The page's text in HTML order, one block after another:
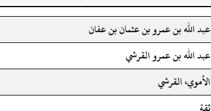
عبد الله بن عمرو بن عثمان بن عفان
عبد الله بن عمرو القرشي
الأموي، القرشي